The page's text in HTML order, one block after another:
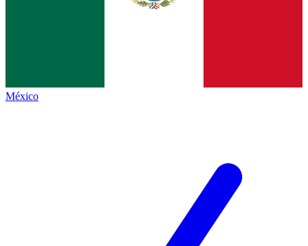
México